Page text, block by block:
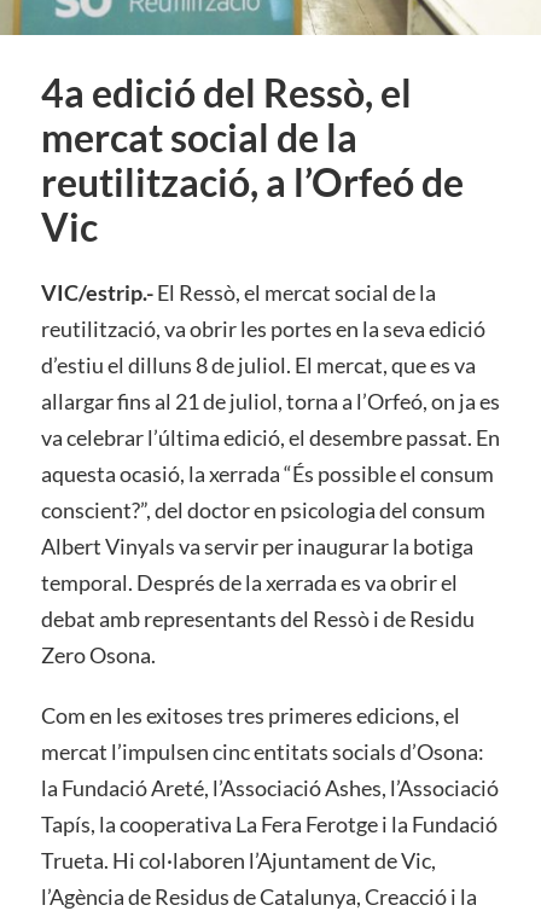
4a edició del Ressò, el
mercat social de la
reutilització, a l’Orfeó de
Vic
VIC/estrip.-El Ressò, el mercat social de la
reutilització, va obrir les portes en la seva edició
d’estiu el dilluns 8 de juliol. El mercat, que es va
allargar fins al 21 de juliol, torna a l’Orfeó, on ja es
va celebrar l’última edició, el desembre passat. En
aquesta ocasió, la xerrada “És possible el consum
conscient?”, del doctor en psicologia del consum
Albert Vinyals va servir per inaugurar la botiga
temporal. Després de la xerrada es va obrir el
debat amb representants del Ressò i de Residu
Zero Osona.
Com en les exitoses tres primeres edicions, el
mercat l’impulsen cinc entitats socials d’Osona:
la Fundació Areté, l’Associació Ashes, l’Associació
Tapís, la cooperativa La Fera Ferotge i la Fundació
Trueta. Hi col·laboren l’Ajuntament de Vic,
l’Agència de Residus de Catalunya, Creacció i la